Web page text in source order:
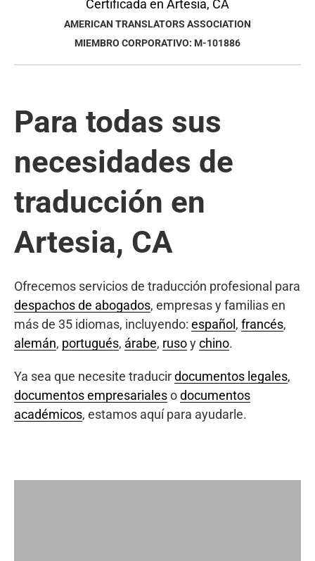
AMERICAN TRANSLATORS ASSOCIATION
MIEMBRO CORPORATIVO: M-101886
Para todas sus
necesidades de
traducción en
Artesia, CA
Ofrecemos servicios de traducción profesional para
despachos de abogados, empresas y familias en
más de 35 idiomas, incluyendo: español , francés,
alemán, portugués, árabe, rusoychino.
Ya sea que necesite traducirdocumentos legales,
documentos empresarialesodocumentos
académicos, estamos aquí para ayudarle.